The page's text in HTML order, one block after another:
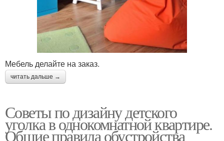
Мебель делайте на заказ.
читать дальше →
Советы по дизайну детского
уголка в однокомнатной квартире.
Общие правила обустройства